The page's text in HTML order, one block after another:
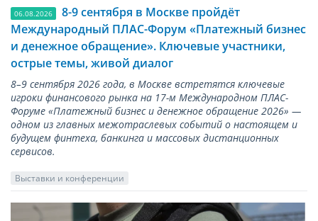
06.08.2026
8-9 сентября в Москве пройдёт
Международный ПЛАС-Форум «Платежный бизнес
и денежное обращение». Ключевые участники,
острые темы, живой диалог
8–9 сентября 2026 года, в Москве встретятся ключевые
игроки финансового рынка на 17-м Международном ПЛАС-
Форуме «Платежный бизнес и денежное обращение 2026» —
одном из главных межотраслевых событий о настоящем и
будущем финтеха, банкинга и массовых дистанционных
сервисов.
Выставки и конференции